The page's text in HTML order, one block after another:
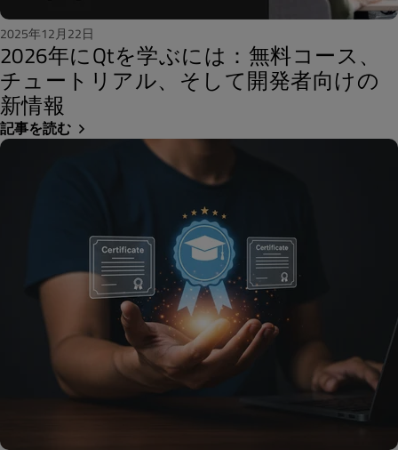
2025年12月22日
2026年にQtを学ぶには：無料コース、
チュートリアル、そして開発者向けの
新情報
記事を読む